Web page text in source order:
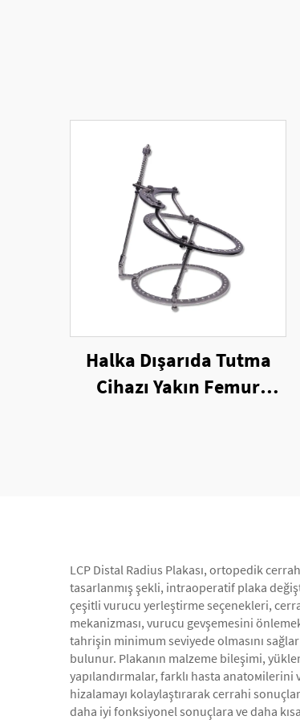
Halka Dışarıda Tutma
Cihazı Yakın Femur
LCP Distal Radius Plakası, ortopedik
tasarlanmış şekli, intraoperatif plaka
çeşitli vurucu yerleştirme seçenekleri,
mekanizması, vurucu gevşemesini
tahrişin minimum seviyede olmasını
bulunur. Plakanın malzeme bileşimi,
yapılandırmalar, farklı hasta anatомilerini
hizalamayı kolaylaştırarak cerrahi
daha iyi fonksiyonel sonuçlara ve daha